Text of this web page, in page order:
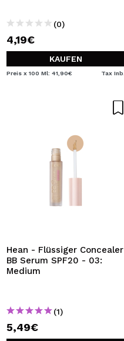
(0)
4,19€
KAUFEN
Preis x 100 Ml: 41,90€ Tax Inb.
Hean - Flüssiger Concealer
BB Serum SPF20 - 03:
Medium
(1)
5,49€